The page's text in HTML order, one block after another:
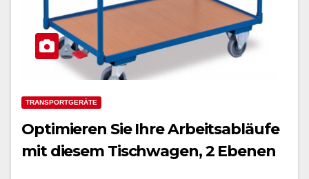
TRANSPORTGERÄTE
Optimieren Sie Ihre Arbeitsabläufe
mit diesem Tischwagen, 2 Ebenen